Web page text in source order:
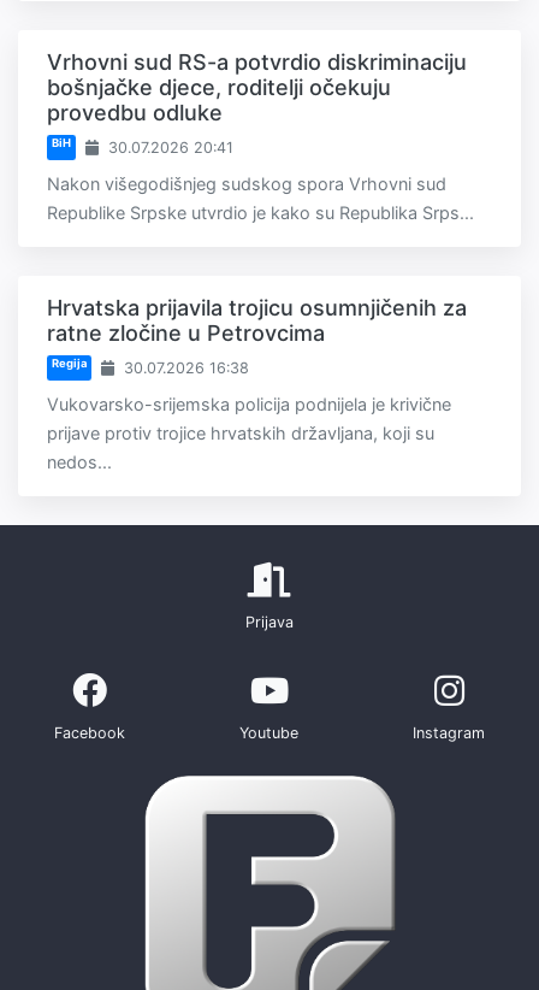
Vrhovni sud RS-a potvrdio diskriminaciju
bošnjačke djece, roditelji očekuju
provedbu odluke
BiH 30.07.2026 20:41
Nakon višegodišnjeg sudskog spora Vrhovni sud
Republike Srpske utvrdio je kako su Republika Srps...
Hrvatska prijavila trojicu osumnjičenih za
ratne zločine u Petrovcima
Regija 30.07.2026 16:38
Vukovarsko-srijemska policija podnijela je krivične
prijave protiv trojice hrvatskih državljana, koji su
nedos...
Prijava
Facebook Youtube Instagram